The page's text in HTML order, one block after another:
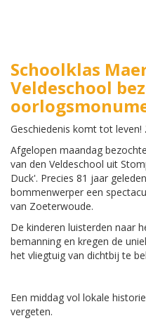
Schoolklas
Veldeschool
Geschiedenis komt tot
Afgelopen maandag
van den Veldeschool uit
Duck'. Precies 81 jaar
bommenwerper een
van Zoeterwoude.
De kinderen luisterden naar
bemanning en kregen de
het vliegtuig van dichtbij te
Een middag vol lokale
vergeten.